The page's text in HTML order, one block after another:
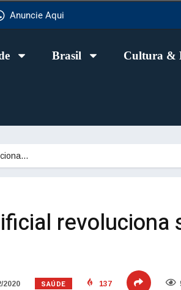
Anuncie Aqui
Brasil Cultura &
revoluciona
2020 SAÚDE 137